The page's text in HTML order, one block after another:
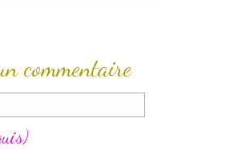
commentaire